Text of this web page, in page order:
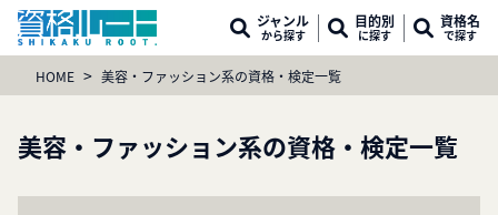
ジャンル
から探す
目的別
に探す
資格名
で探す
HOME > 美容・ファッション系の資格・検定一覧
美容・ファッション系の資格・検定一覧